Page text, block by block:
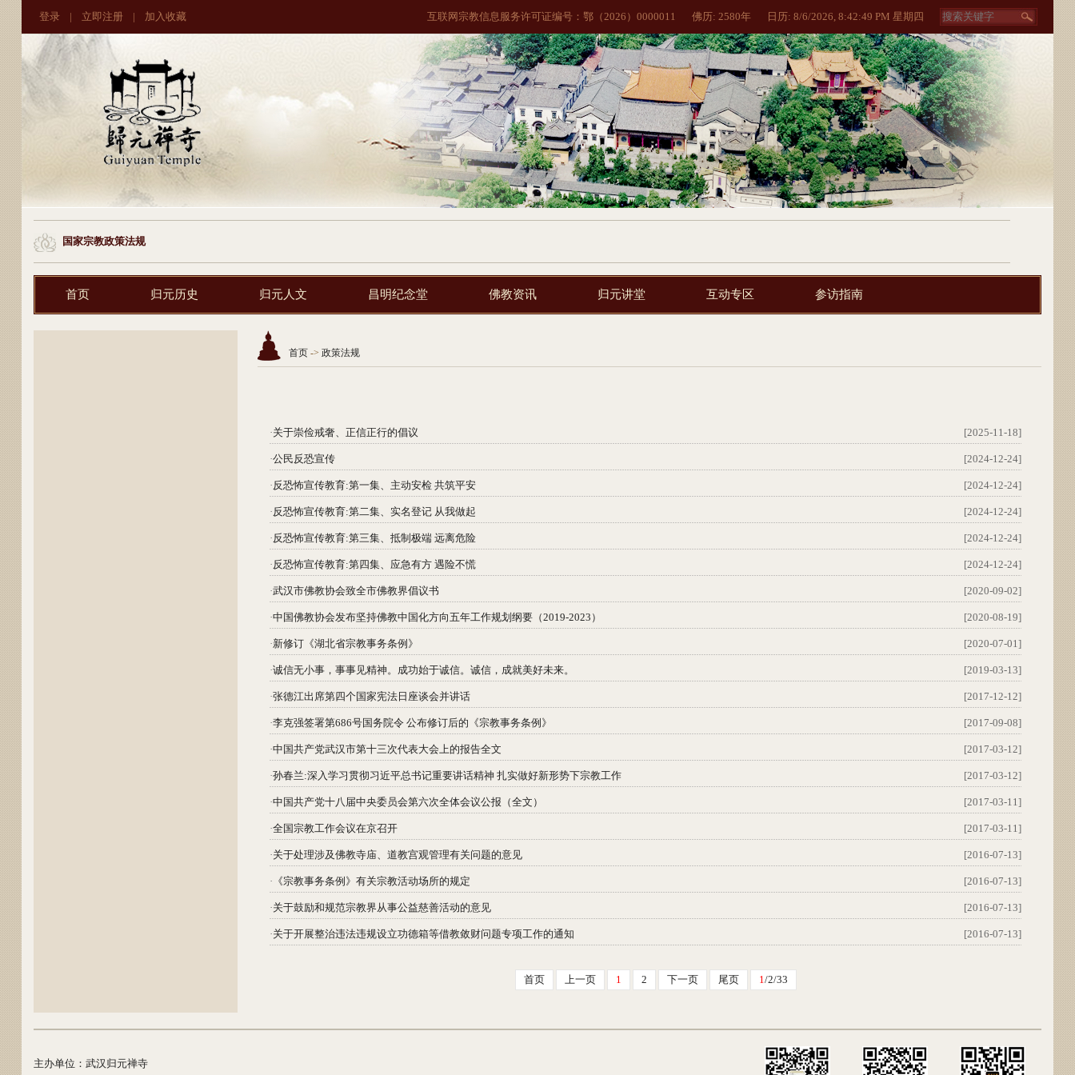
登录 | 立即注册 | 加入收藏 互联网宗教信息服务许可证编号：鄂（2026）0000011 佛历: 2580年 日历: 8/6/2026, 8:42:49 PM 星期四
国家宗教政策法规
首页 归元历史 归元人文 昌明纪念堂 佛教资讯 归元讲堂 互动专区 参访指南
首页 -> 政策法规
·关于崇俭戒奢、正信正行的倡议 [2025-11-18]
·公民反恐宣传 [2024-12-24]
·反恐怖宣传教育:第一集、主动安检 共筑平安 [2024-12-24]
·反恐怖宣传教育:第二集、实名登记 从我做起 [2024-12-24]
·反恐怖宣传教育:第三集、抵制极端 远离危险 [2024-12-24]
·反恐怖宣传教育:第四集、应急有方 遇险不慌 [2024-12-24]
·武汉市佛教协会致全市佛教界倡议书 [2020-09-02]
·中国佛教协会发布坚持佛教中国化方向五年工作规划纲要（2019-2023） [2020-08-19]
·新修订《湖北省宗教事务条例》 [2020-07-01]
·诚信无小事，事事见精神。成功始于诚信。诚信，成就美好未来。 [2019-03-13]
·张德江出席第四个国家宪法日座谈会并讲话 [2017-12-12]
·李克强签署第686号国务院令 公布修订后的《宗教事务条例》 [2017-09-08]
·中国共产党武汉市第十三次代表大会上的报告全文 [2017-03-12]
·孙春兰:深入学习贯彻习近平总书记重要讲话精神 扎实做好新形势下宗教工作 [2017-03-12]
·中国共产党十八届中央委员会第六次全体会议公报（全文） [2017-03-11]
·全国宗教工作会议在京召开 [2017-03-11]
·关于处理涉及佛教寺庙、道教宫观管理有关问题的意见 [2016-07-13]
· 《宗教事务条例》有关宗教活动场所的规定 [2016-07-13]
·关于鼓励和规范宗教界从事公益慈善活动的意见 [2016-07-13]
·关于开展整治违法违规设立功德箱等借教敛财问题专项工作的通知 [2016-07-13]
首页 上一页 1 2 下一页 尾页 1/2/33
主办单位：武汉归元禅寺